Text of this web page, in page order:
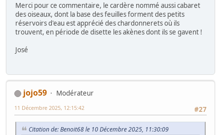
Merci pour ce commentaire, le cardère nommé aussi cabaret
des oiseaux, dont la base des feuilles forment des petits
réservoirs d'eau est apprécié des chardonnerets où ils
trouvent, en période de disette les akènes dont ils se gavent !
José
jojo59
Modérateur
#27
11 Décembre 2025, 12:15:42
Citation de: Benoit68 le 10 Décembre 2025, 11:30:09